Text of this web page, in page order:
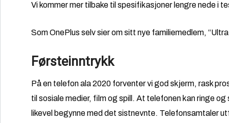
Vi kommer mer tilbake til spesifikasjoner lengre nede i
Som OnePlus selv sier om sitt nye familiemedlem,
Førsteinntrykk
På en telefon ala 2020 forventer vi god skjerm, rask
til sosiale medier, film og spill. At telefonen kan ringe
likevel begynne med det sistnevnte. Telefonsamtaler